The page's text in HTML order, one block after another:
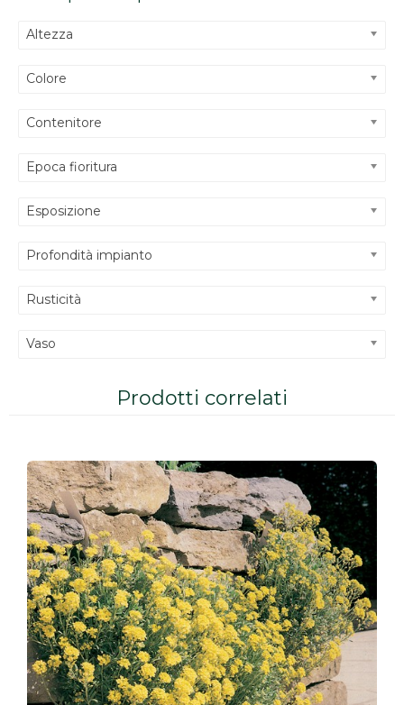
Altezza
Colore
Contenitore
Epoca fioritura
Esposizione
Profondità impianto
Rusticità
Vaso
Prodotti correlati